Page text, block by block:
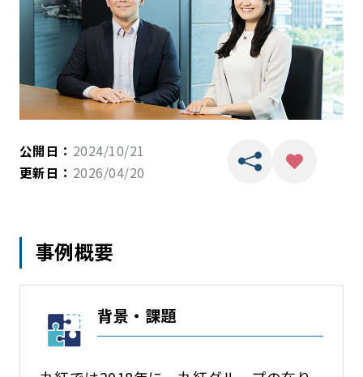
公開日： 2024/10/21
更新日： 2026/04/20
事例概要
背景・課題